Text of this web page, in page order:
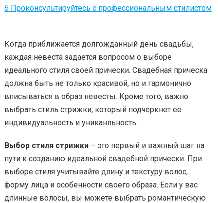
6 Проконсультируйтесь с профессиональным стилистом
Когда приближается долгожданный день свадьбы,
каждая невеста задается вопросом о выборе
идеального стиля своей прически. Свадебная прическа
должна быть не только красивой, но и гармонично
вписываться в образ невесты. Кроме того, важно
выбрать стиль стрижки, который подчеркнет ее
индивидуальность и униканльность.
Выбор стиля стрижки– это первый и важный шаг на
пути к созданию идеальной свадебной прически. При
выборе стиля учитывайте длину и текстуру волос,
форму лица и особенности своего образа. Если у вас
длинные волосы, вы можете выбрать романтическую